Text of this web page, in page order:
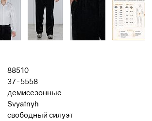
88510
37-5558
демисезонные
Svyatnyh
свободный силуэт